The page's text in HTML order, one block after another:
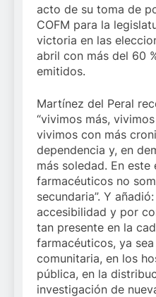
acto de su toma de
COFM para la
victoria en las
abril con más del 60
emitidos.
Martínez del Peral
“vivimos más,
vivimos con más
dependencia y, en
más soledad. En este
farmacéuticos no
secundaria”. Y
accesibilidad y por
tan presente en la
farmacéuticos, ya
comunitaria, en los
pública, en la
investigación de